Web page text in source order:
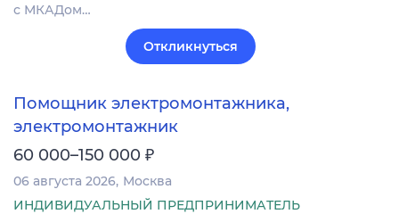
с МКАДом…
Откликнуться
Помощник электромонтажника,
электромонтажник
60 000–150 000 ₽
06 августа 2026 Москва
ИНДИВИДУАЛЬНЫЙ ПРЕДПРИНИМАТЕЛЬ